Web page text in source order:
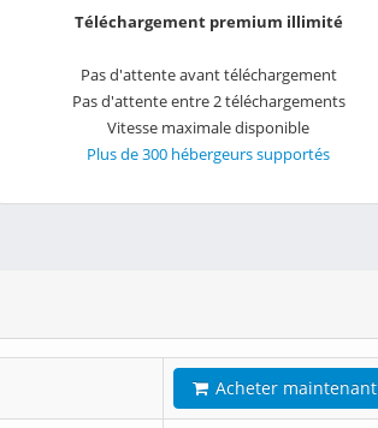
Téléchargement premium illimité
Pas d'attente avant téléchargement
Pas d'attente entre 2 téléchargements
Vitesse maximale disponible
Plus de 300 hébergeurs supportés
Acheter maintenant